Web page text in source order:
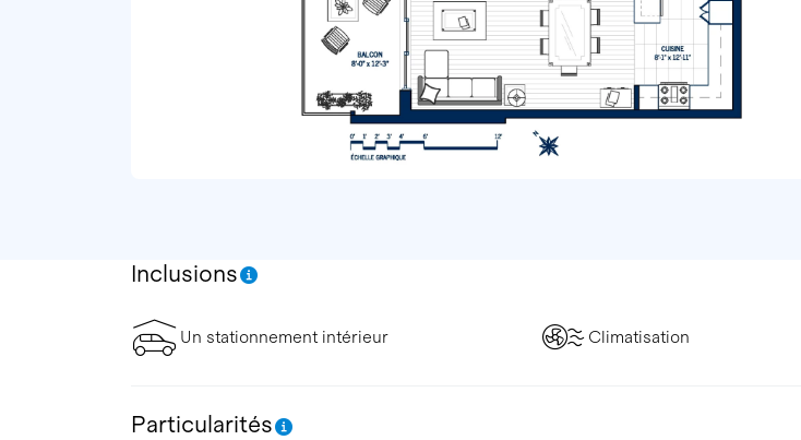
Inclusions
Un stationnement intérieur Climatisation
Particularités